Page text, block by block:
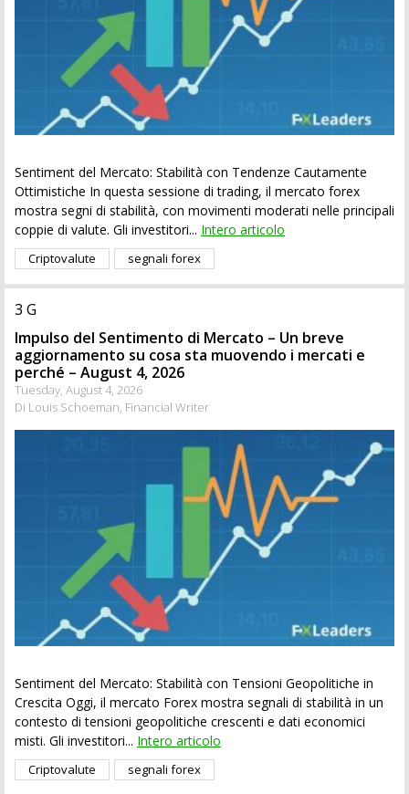
Sentiment del Mercato: Stabilità con Tendenze Cautamente
Ottimistiche In questa sessione di trading, il mercato forex
mostra segni di stabilità, con movimenti moderati nelle principali
coppie di valute. Gli investitori... Intero articolo
Criptovalute segnali forex
3 G
Impulso del Sentimento di Mercato – Un breve
aggiornamento su cosa sta muovendo i mercati e
perché – August 4, 2026
Tuesday, August 4, 2026
Di Louis Schoeman, Financial Writer
Sentiment del Mercato: Stabilità con Tensioni Geopolitiche in
Crescita Oggi, il mercato Forex mostra segnali di stabilità in un
contesto di tensioni geopolitiche crescenti e dati economici
misti. Gli investitori... Intero articolo
Criptovalute segnali forex